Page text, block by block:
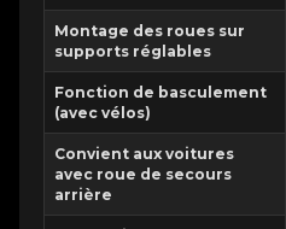
Montage des roues sur
supports réglables
Fonction de basculement
(avec vélos)
Convient aux voitures
avec roue de secours
arrière